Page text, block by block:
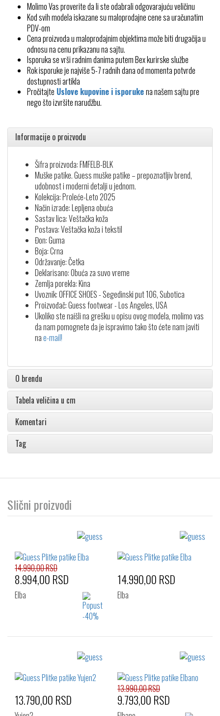
Molimo Vas proverite da li ste odabrali odgovarajuću veličinu
Kod svih modela iskazane su maloprodajne cene sa uračunatim
PDV-om
Cena proizvoda u maloprodajnim objektima može biti drugačija u
odnosu na cenu prikazanu na sajtu.
Isporuka se vrši radnim danima putem Bex kurirske službe
Rok isporuke je najviše 5-7 radnih dana od momenta potvrde
dostupnosti artikla
Pročitajte Uslove kupovine i isporukena našem sajtu pre
nego što izvršite narudžbu.
Informacije o proizvodu
Šifra proizvoda: FMFELB-BLK
Muške patike. Guess muške patike – prepoznatljiv brend,
udobnost i moderni detalji u jednom.
Kolekcija: Proleće-Leto 2025
Način izrade: Lepljena obuća
Sastav lica: Veštačka koža
Postava: Veštačka koža i tekstil
Đon: Guma
Boja: Crna
Održavanje: Četka
Deklarisano: Obuća za suvo vreme
Zemlja porekla: Kina
Uvoznik: OFFICE SHOES - Segedinski put 106, Subotica
Proizvođač: Guess footwear - Los Angeles, USA
Ukoliko ste naišli na grešku u opisu ovog modela, molimo vas
da nam pomognete da je ispravimo tako što ćete nam javiti
nae-mail!
O brendu
Tabela veličina u cm
Komentari
Tag
Slični proizvodi
Izaberi željeni broj:
44
45 46
14.990,00 RSD
8.994,00 RSD
Elba
Izaberi željeni broj:
42
43
44
46
14.990,00 RSD
Elba
13.790,00 RSD
13.990,00 RSD
9.793,00 RSD